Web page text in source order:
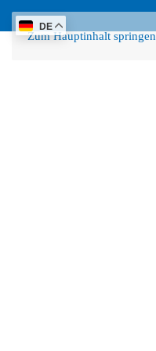
Zum Hauptinhalt springen
DE